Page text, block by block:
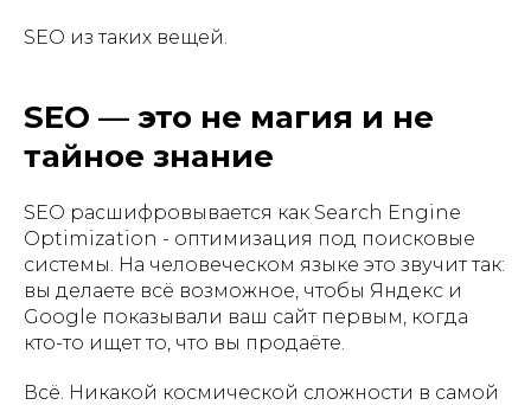
SEO из таких вещей.
SEO — это не магия и не
тайное знание
SEO расшифровывается как Search Engine
Optimization - оптимизация под поисковые
системы. На человеческом языке это звучит так:
вы делаете всё возможное, чтобы Яндекс и
Google показывали ваш сайт первым, когда
кто-то ищет то, что вы продаёте.
Всё. Никакой космической сложности в самой